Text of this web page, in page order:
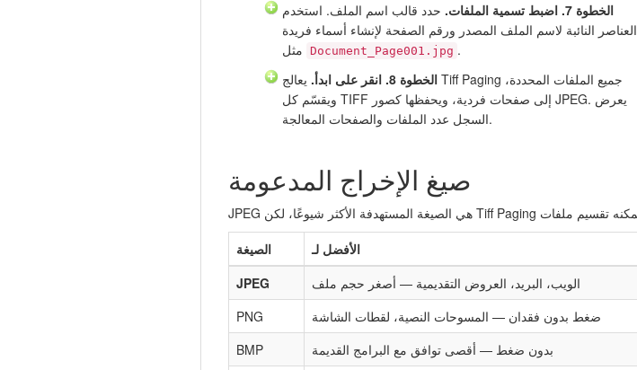
الخطوة 7. اضبط تسمية الملفات.
حدد قالب اسم الملف. استخدم
العناصر النائبة لاسم الملف المصدر ورقم الصفحة لإنشاء أسماء فريدة
Document_Page001.jpg .
الخطوة 8. انقر على ابدأ.
يعالج Tiff Paging جميع الملفات المحددة،
ويقسّم كل TIFF إلى صفحات فردية، ويحفظها كصور JPEG. يعرض
السجل عدد الملفات والصفحات المعالجة.
صيغ الإخراج المدعومة
الصيغة
الأفضل لـ
JPEG
الويب، البريد، العروض التقديمية — أصغر حجم ملف
PNG
ضغط بدون فقدان — المسوحات النصية، لقطات الشاشة
BMP
بدون ضغط — أقصى توافق مع البرامج القديمة